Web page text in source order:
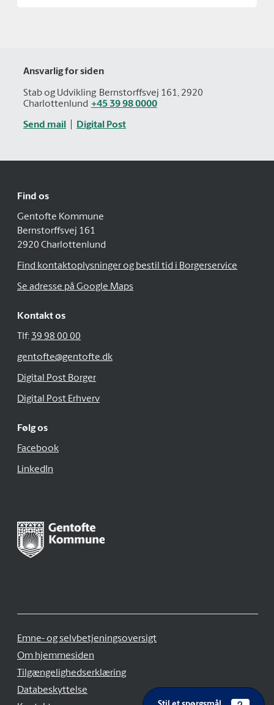
Ansvarlig for siden
Stab og Udvikling Bernstorffsvej 161, 2920
Charlottenlund +45 39 98 0000
Send mail Digital Post
Find os
Gentofte Kommune
Bernstorffsvej 161
2920 Charlottenlund
Find kontaktoplysninger og bestil tid i Borgerservice
Se adresse på Google Maps
Kontakt os
Tlf: 39 98 00 00
gentofte@gentofte.dk
Digital Post Borger
Digital Post Erhverv
Følg os
Facebook
LinkedIn
Emne- og selvbetjeningsoversigt
Om hjemmesiden
Tilgængelighedserklæring
Databeskyttelse